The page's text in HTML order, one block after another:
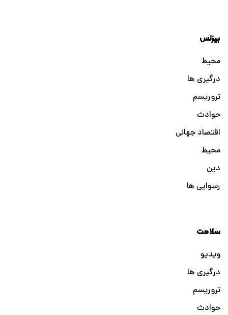
بیزنس
محیط
درگیری ها
تروریسم
حوادث
اقتصاد جهانی
محیط
دین
رسوایی ها
سلامت
ویدیو
درگیری ها
تروریسم
حوادث